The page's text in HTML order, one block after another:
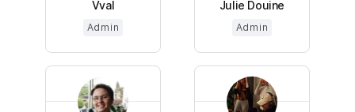
Vval
Admin
Julie Douine
Admin